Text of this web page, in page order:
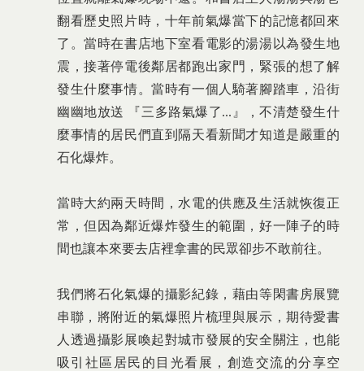
翻看歷史照片時，十年前氣爆當下的記憶都回來
了。當時在書店地下室看電影的湯湯以為發生地
震，接著停電後鄰居都跑出家門，緊張的想了解
發生什麼事情。當時有一個人騎著腳踏車，沿街
幽幽地放送 『三多路氣爆了...』，不清楚發生什
麼事情的居民們直到隔天看新聞才知道是嚴重的
石化爆炸。
當時大約兩天時間，水電的供應及生活就恢復正
常，但因為鄰近爆炸發生的範圍，好一陣子的時
間也讓本來要去店裡拿書的民眾卻步不敢前往。
我們將石化氣爆的攝影紀錄，藉由等閑書房展覽
串聯，將附近的氣爆照片梳理與展示，期待愛書
人透過攝影展喚起對城市發展的安全關注，也能
吸引社區居民的目光看展，創造交流的分享空